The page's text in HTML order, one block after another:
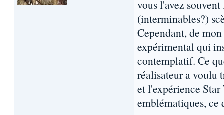
vous l'avez
(interminables?)
Cependant, de
expérimental qui
contemplatif. Ce
réalisateur a voulu
et l'expérience Star
emblématiques, ce